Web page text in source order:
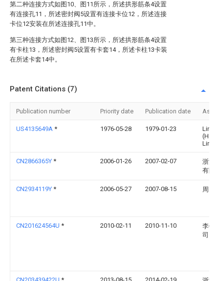
第二种连接方式如图10、图11所示，所述拱形筋条4设置
有连接孔11，所述密封阀5设置有连接卡位12，所述连接
卡位12安装在所述连接孔11中。
第三种连接方式如图12、图13所示，所述拱形筋条4设置
有卡柱13，所述密封阀5设置有卡套14，所述卡柱13卡装
在所述卡套14中。
Patent Citations (7)
Publication number Priority date Publication date
US4135649A * 1976-05-28 1979-01-23
CN2866365Y * 2006-01-26 2007-02-07
浙江
有限
CN2934119Y * 2006-05-27 2007-08-15 周贝
CN201624564U * 2010-02-11 2010-11-10
李锦
司